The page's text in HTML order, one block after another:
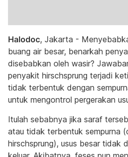
Halodoc, Jakarta -
buang air besar, benarkah
disebabkan oleh wasir?
penyakit hirschsprung terjadi
tidak terbentuk dengan
untuk mengontrol pergerakan
Itulah sebabnya jika saraf
atau tidak terbentuk sempurna
hirschsprung), usus besar tidak